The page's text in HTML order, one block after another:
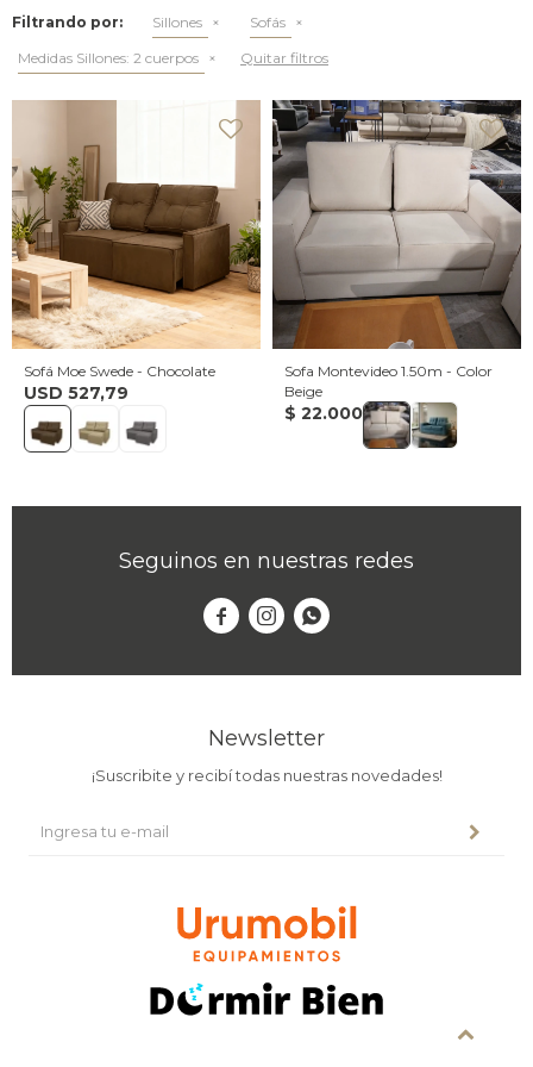
Filtrando por: Sillones
Sofás
Medidas Sillones: 2 cuerpos Quitar filtros
Sofá Moe Swede - Chocolate
USD 527,79
Sofa Montevideo 1.50m - Color
Beige
$ 22.000
Seguinos en nuestras redes
  
Newsletter
¡Suscribite y recibí todas nuestras novedades!